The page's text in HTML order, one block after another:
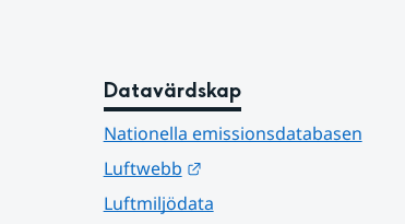
Datavärdskap
Nationella emissionsdatabasen
Luftwebb
Länk till annan webbplats.
Luftmiljödata